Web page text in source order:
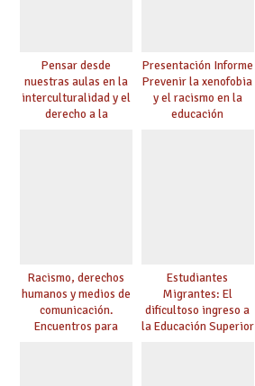
Pensar desde
nuestras aulas en la
interculturalidad y el
derecho a la
Presentación Informe
Prevenir la xenofobia
y el racismo en la
educación
Racismo, derechos
humanos y medios de
comunicación.
Encuentros para
Estudiantes
Migrantes: El
dificultoso ingreso a
la Educación Superior